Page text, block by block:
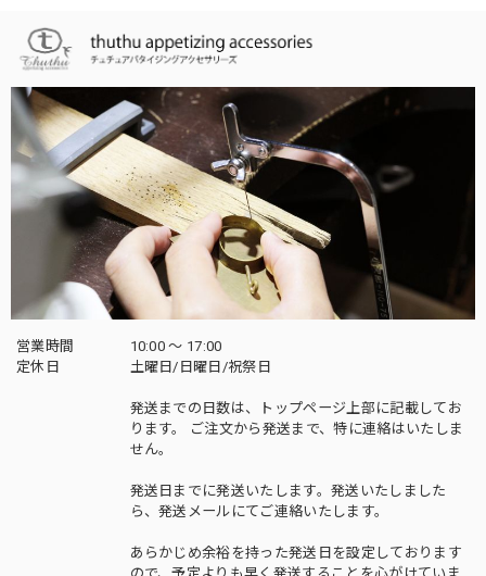
営業時間
10:00 〜 17:00
定休日
土曜日/日曜日/祝祭日
発送までの日数は、トップページ上部に記載してお
ります。 ご注文から発送まで、特に連絡はいたしま
せん。
発送日までに発送いたします。発送いたしました
ら、発送メールにてご連絡いたします。
あらかじめ余裕を持った発送日を設定しております